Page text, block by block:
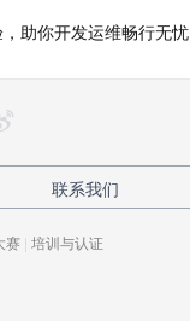
助你开发运维畅行无忧
联系我们
赛 | 培训与认证